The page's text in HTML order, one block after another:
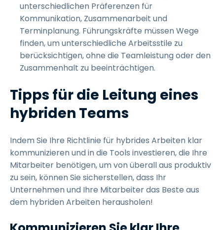
unterschiedlichen Präferenzen für
Kommunikation, Zusammenarbeit und
Terminplanung. Führungskräfte müssen Wege
finden, um unterschiedliche Arbeitsstile zu
berücksichtigen, ohne die Teamleistung oder den
Zusammenhalt zu beeinträchtigen.
Tipps für die Leitung eines
hybriden Teams
Indem Sie Ihre Richtlinie für hybrides Arbeiten klar
kommunizieren und in die Tools investieren, die Ihre
Mitarbeiter benötigen, um von überall aus produktiv
zu sein, können Sie sicherstellen, dass Ihr
Unternehmen und Ihre Mitarbeiter das Beste aus
dem hybriden Arbeiten herausholen!